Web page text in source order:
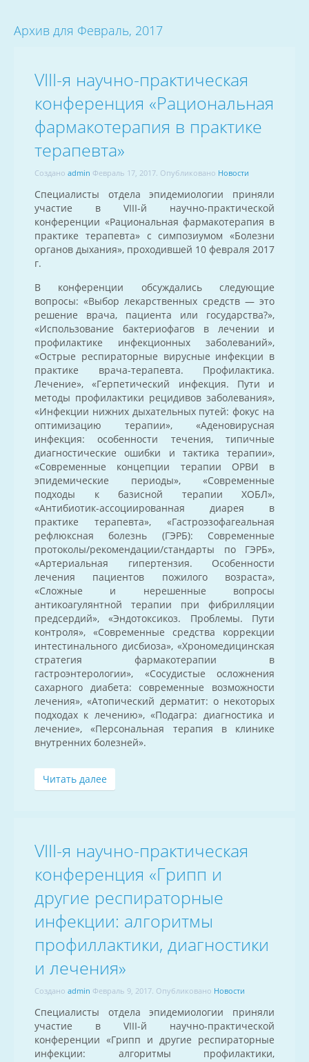
Архив для Февраль, 2017
VIII-я научно-практическая
конференция «Рациональная
фармакотерапия в практике
терапевта»
Создано admin Февраль 17, 2017. Опубликовано Новости
Специалисты отдела эпидемиологии приняли
участие в VIII-й научно-практической
конференции «Рациональная фармакотерапия в
практике терапевта» с симпозиумом «Болезни
органов дыхания», проходившей 10 февраля 2017
г.
В конференции обсуждались следующие
вопросы: «Выбор лекарственных средств — это
решение врача, пациента или государства?»,
«Использование бактериофагов в лечении и
профилактике инфекционных заболеваний»,
«Острые респираторные вирусные инфекции в
практике врача-терапевта. Профилактика.
Лечение», «Герпетический инфекция. Пути и
методы профилактики рецидивов заболевания»,
«Инфекции нижних дыхательных путей: фокус на
оптимизацию терапии», «Аденовирусная
инфекция: особенности течения, типичные
диагностические ошибки и тактика терапии»,
«Современные концепции терапии ОРВИ в
эпидемические периоды», «Современные
подходы к базисной терапии ХОБЛ»,
«Антибиотик-ассоциированная диарея в
практике терапевта», «Гастроэзофагеальная
рефлюксная болезнь (ГЭРБ): Современные
протоколы/рекомендации/стандарты по ГЭРБ»,
«Артериальная гипертензия. Особенности
лечения пациентов пожилого возраста»,
«Сложные и нерешенные вопросы
антикоагулянтной терапии при фибрилляции
предсердий», «Эндотоксикоз. Проблемы. Пути
контроля», «Современные средства коррекции
интестинального дисбиоза», «Хрономедицинская
стратегия фармакотерапии в
гастроэнтерологии», «Сосудистые осложнения
сахарного диабета: современные возможности
лечения», «Атопический дерматит: о некоторых
подходах к лечению», «Подагра: диагностика и
лечение», «Персональная терапия в клинике
внутренних болезней».
Читать далее
VIII-я научно-практическая
конференция «Грипп и
другие респираторные
инфекции: алгоритмы
профиллактики, диагностики
и лечения»
Создано admin Февраль 9, 2017. Опубликовано Новости
Специалисты отдела эпидемиологии приняли
участие в VIII-й научно-практической
конференции «Грипп и другие респираторные
инфекции: алгоритмы профилактики,